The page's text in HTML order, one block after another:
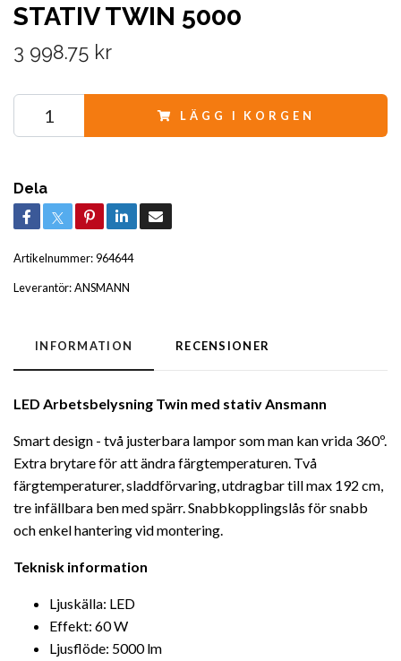
STATIV TWIN 5000
3 998.75 kr
LÄGG I KORGEN
Dela
Artikelnummer:964644
Leverantör:ANSMANN
INFORMATION RECENSIONER
LED Arbetsbelysning Twin med stativ Ansmann
Smart design - två justerbara lampor som man kan vrida 360º.
Extra brytare för att ändra färgtemperaturen. Två
färgtemperaturer, sladdförvaring, utdragbar till max 192 cm,
tre infällbara ben med spärr. Snabbkopplingslås för snabb
och enkel hantering vid montering.
Teknisk information
Ljuskälla: LED
Effekt: 60 W
Ljusflöde: 5000 lm